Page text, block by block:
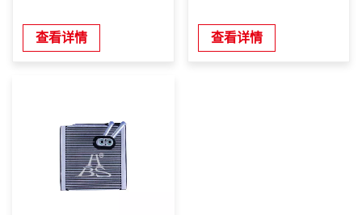
查看详情 查看详情